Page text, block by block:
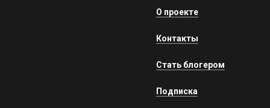
О проекте
Контакты
Стать блогером
Подписка